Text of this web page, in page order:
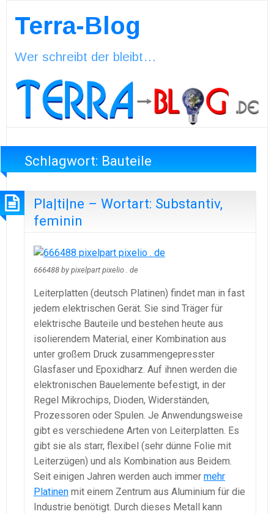
Terra-Blog
Wer schreibt der bleibt…
Schlagwort: Bauteile
Pla|ti|ne – Wortart: Substantiv,
feminin
666488 by pixelpart pixelio . de
Leiterplatten (deutsch Platinen) findet man in fast
jedem elektrischen Gerät. Sie sind Träger für
elektrische Bauteile und bestehen heute aus
isolierendem Material, einer Kombination aus
unter großem Druck zusammengepresster
Glasfaser und Epoxidharz. Auf ihnen werden die
elektronischen Bauelemente befestigt, in der
Regel Mikrochips, Dioden, Widerständen,
Prozessoren oder Spulen. Je Anwendungsweise
gibt es verschiedene Arten von Leiterplatten. Es
gibt sie als starr, flexibel (sehr dünne Folie mit
Leiterzügen) und als Kombination aus Beidem.
Seit einigen Jahren werden auch immer mehr
Platinen mit einem Zentrum aus Aluminium für die
Industrie benötigt. Durch dieses Metall kann